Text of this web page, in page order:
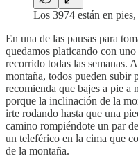
Los 3974 están en
En una de las pausas para
quedamos platicando con
recorrido todas las semanas.
montaña, todos pueden subir
recomienda que bajes a pie a
porque la inclinación de la
irte rodando hasta que una
camino rompiéndote un par
un teleférico en la cima que
de la montaña.